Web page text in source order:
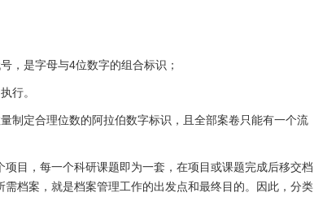
，是字母与4位数字的组合标识；
行。
制定合理位数的阿拉伯数字标识，且全部案卷只能有一个流
目，每一个科研课题即为一套，在项目或课题完成后移交档
档案，就是档案管理工作的出发点和最终目的。因此，分类